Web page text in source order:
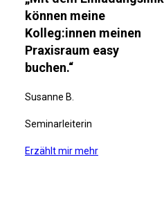
können meine
Kolleg:innen meinen
Praxisraum easy
buchen.“
Susanne B.
Seminarleiterin
Erzählt mir mehr